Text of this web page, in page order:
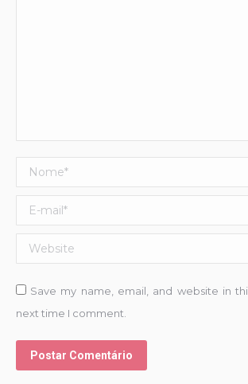
Nome *
E-mail *
Website
Save my name, email, and website in
next time I comment.
Postar Comentário